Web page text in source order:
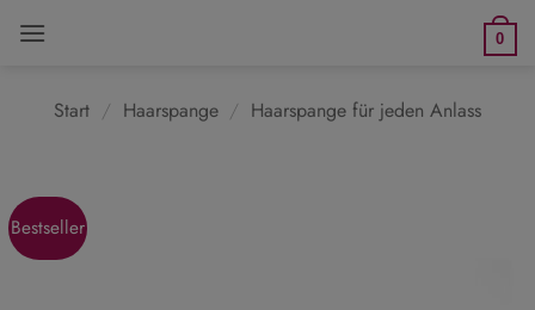
Inhalt
0
Start / Haarspange / Haarspange für jeden Anlass
Bestseller